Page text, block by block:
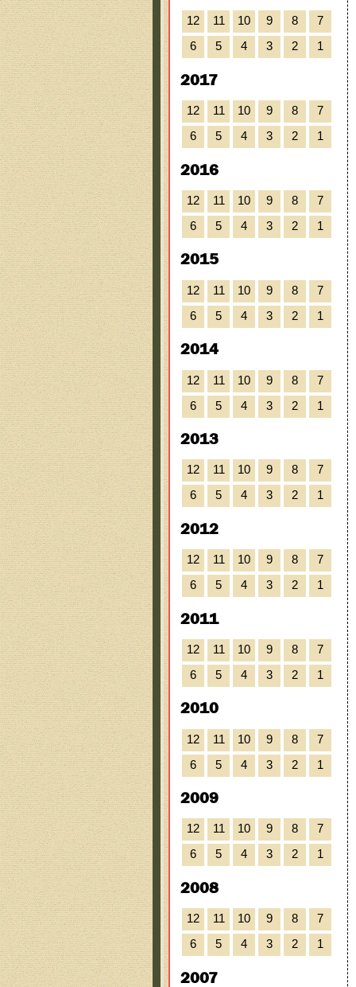
12 11 10 9 8
7
6
5 4 3 2 1
2017
12 11 10 9 8
7
6
5 4 3 2 1
2016
12 11 10 9 8
7
6
5 4 3 2 1
2015
12 11 10 9 8
7
6
5 4 3 2 1
2014
12 11 10 9 8
7
6
5 4 3 2 1
2013
12 11 10 9 8
7
6
5 4 3 2 1
2012
12 11 10 9 8
7
6
5 4 3 2 1
2011
12 11 10 9 8
7
6
5 4 3 2 1
2010
12 11 10 9 8
7
6
5 4 3 2 1
2009
12 11 10 9 8
7
6
5 4 3 2 1
2008
12 11 10 9 8
7
6
5 4 3 2 1
2007